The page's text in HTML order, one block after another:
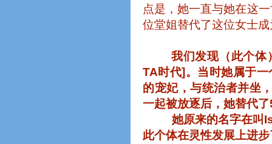
点是，她一直与她在这
位堂姐替代了这位女士
我们发现（此个体
TA时代] 。当时她属于
的宠妃，与统治者并坐
一起被放逐后，她替代了
她原来的名字在叫
此个体在灵性发展上进